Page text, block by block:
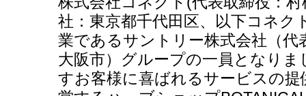
社：東京都千代田区、以下コネク
業であるサントリー株式会社（代
大阪市）グループの一員となり
すお客様に喜ばれるサービスの